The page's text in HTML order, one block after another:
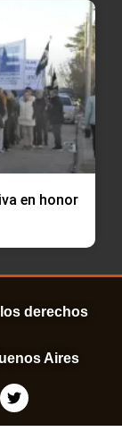
en honor
derechos
Aires